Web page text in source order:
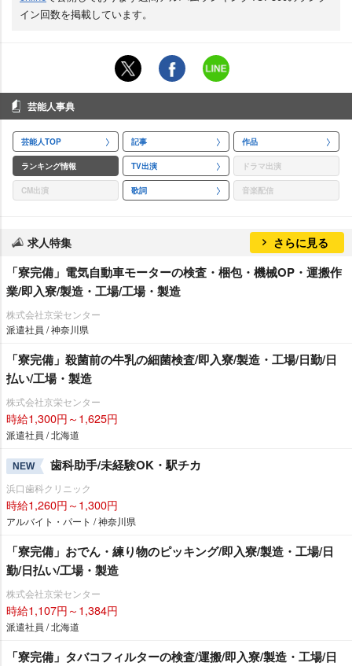
イン回数を掲載しています。
芸能人事典
芸能人TOP 記事 作品
ランキング情報 TV出演 ドラマ出演
CM出演 歌詞 音楽配信
求人特集 さらに見る
「寮完備」電気自動車モーターの検査・梱包・機械OP・運搬作
業/即入寮/製造・工場/工場・製造
株式会社京栄センター
派遣社員 / 神奈川県
「寮完備」殺菌前の牛乳の細菌検査/即入寮/製造・工場/日勤/日
払い/工場・製造
株式会社京栄センター
時給1,300円～1,625円
派遣社員 / 北海道
NEW 歯科助手/未経験OK・駅チカ
浜口歯科クリニック
時給1,260円～1,300円
アルバイト・パート / 神奈川県
「寮完備」おでん・練り物のピッキング/即入寮/製造・工場/日
勤/日払い/工場・製造
株式会社京栄センター
時給1,107円～1,384円
派遣社員 / 北海道
「寮完備」タバコフィルターの検査/運搬/即入寮/製造・工場/日